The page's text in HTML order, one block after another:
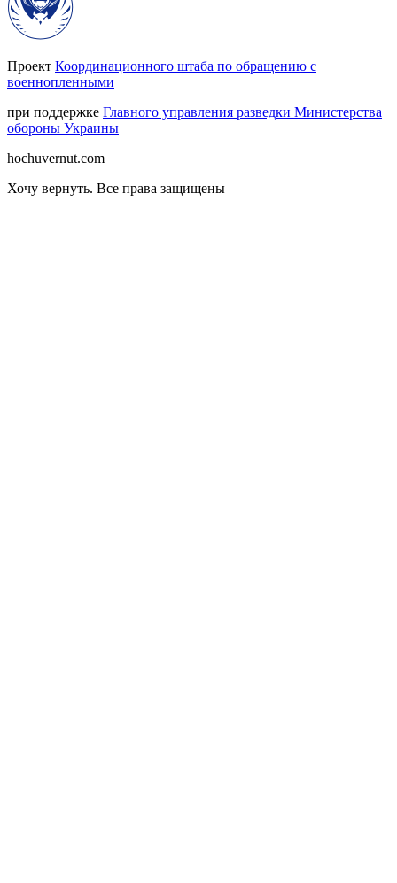
Проект Координационного штаба по обращению с
военнопленными
при поддержке Главного управления разведки Министерства
обороны Украины
hochuvernut.com
Хочу вернуть. Все права защищены